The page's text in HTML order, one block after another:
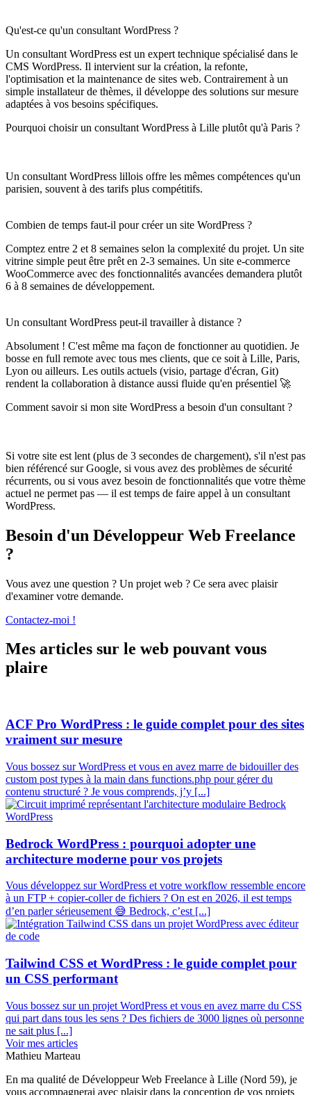
Qu'est-ce qu'un consultant WordPress ?
Un consultant WordPress est un expert technique spécialisé dans le
CMS WordPress. Il intervient sur la création, la refonte,
l'optimisation et la maintenance de sites web. Contrairement à un
simple installateur de thèmes, il développe des solutions sur mesure
adaptées à vos besoins spécifiques.
Pourquoi choisir un consultant WordPress à Lille plutôt qu'à Paris ?
Un consultant WordPress lillois offre les mêmes compétences qu'un
parisien, souvent à des tarifs plus compétitifs.
Combien de temps faut-il pour créer un site WordPress ?
Comptez entre 2 et 8 semaines selon la complexité du projet. Un site
vitrine simple peut être prêt en 2-3 semaines. Un site e-commerce
WooCommerce avec des fonctionnalités avancées demandera plutôt
6 à 8 semaines de développement.
Un consultant WordPress peut-il travailler à distance ?
Absolument ! C'est même ma façon de fonctionner au quotidien. Je
bosse en full remote avec tous mes clients, que ce soit à Lille, Paris,
Lyon ou ailleurs. Les outils actuels (visio, partage d'écran, Git)
rendent la collaboration à distance aussi fluide qu'en présentiel 🚀
Comment savoir si mon site WordPress a besoin d'un consultant ?
Si votre site est lent (plus de 3 secondes de chargement), s'il n'est pas
bien référencé sur Google, si vous avez des problèmes de sécurité
récurrents, ou si vous avez besoin de fonctionnalités que votre thème
actuel ne permet pas — il est temps de faire appel à un consultant
WordPress.
Besoin d'un Développeur Web Freelance
?
Vous avez une question ? Un projet web ? Ce sera avec plaisir
d'examiner votre demande.
Contactez-moi !
Mes articles sur le web pouvant vous
plaire
ACF Pro WordPress : le guide complet pour des sites
vraiment sur mesure
Vous bossez sur WordPress et vous en avez marre de bidouiller des
custom post types à la main dans functions.php pour gérer du
contenu structuré ? Je vous comprends, j’y [...]
Bedrock WordPress : pourquoi adopter une
architecture moderne pour vos projets
Vous développez sur WordPress et votre workflow ressemble encore
à un FTP + copier-coller de fichiers ? On est en 2026, il est temps
d’en parler sérieusement 😅 Bedrock, c’est [...]
Tailwind CSS et WordPress : le guide complet pour
un CSS performant
Vous bossez sur un projet WordPress et vous en avez marre du CSS
qui part dans tous les sens ? Des fichiers de 3000 lignes où personne
ne sait plus [...]
Voir mes articles
Mathieu Marteau
En ma qualité de Développeur Web Freelance à Lille (Nord 59), je
vous accompagnerai avec plaisir dans la conception de vos projets